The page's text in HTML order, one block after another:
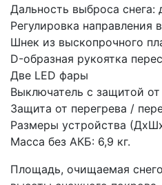
Дальность выброса снега:
Регулировка направления
Шнек из выскопрочного
D-образная рукоятка
Две LED фары
Выключатель с защитой
Защита от перегрева /
Размеры устройства
Масса без АКБ: 6,9 кг.
Площадь, очищаемая